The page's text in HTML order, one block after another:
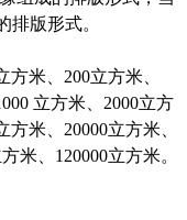
版形式。
米、200立方米、
立方米、2000立方
米、20000立方米、
米、120000立方米。